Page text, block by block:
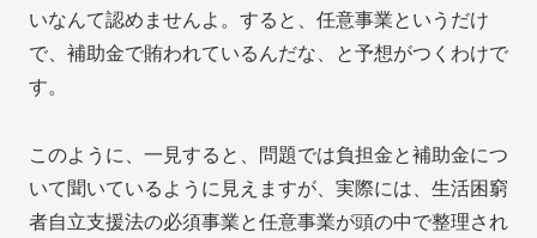
いなんて認めませんよ。すると、任意事業というだけ
で、補助金で賄われているんだな、と予想がつくわけで
す。
このように、一見すると、問題では負担金と補助金につ
いて聞いているように見えますが、実際には、生活困窮
者自立支援法の必須事業と任意事業が頭の中で整理され